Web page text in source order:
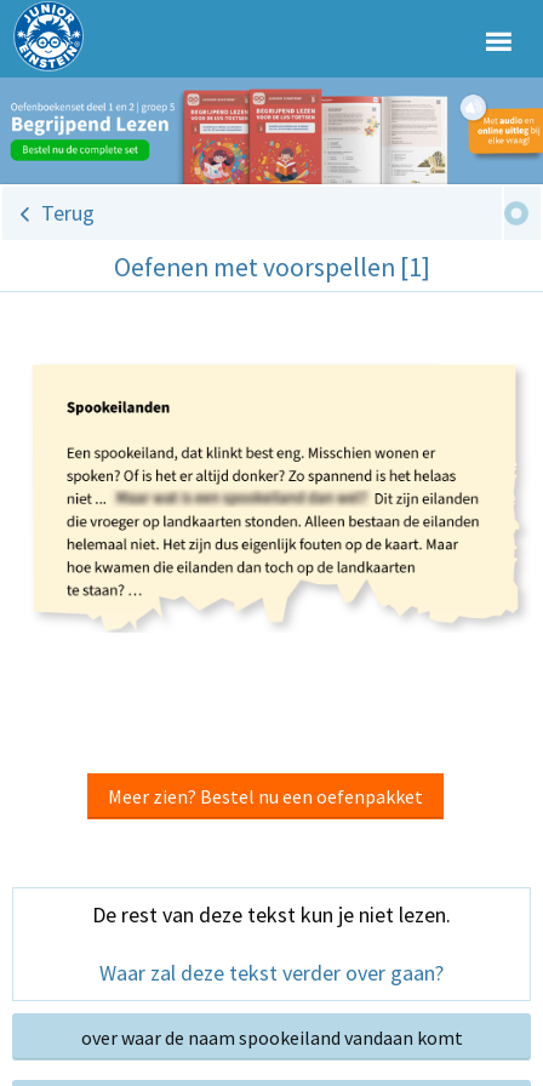
Terug
Oefenen met voorspellen [1]
Meer zien? Bestel nu een oefenpakket
De rest van deze tekst kun je niet lezen.
Waar zal deze tekst verder over gaan?
over waar de naam spookeiland vandaan komt